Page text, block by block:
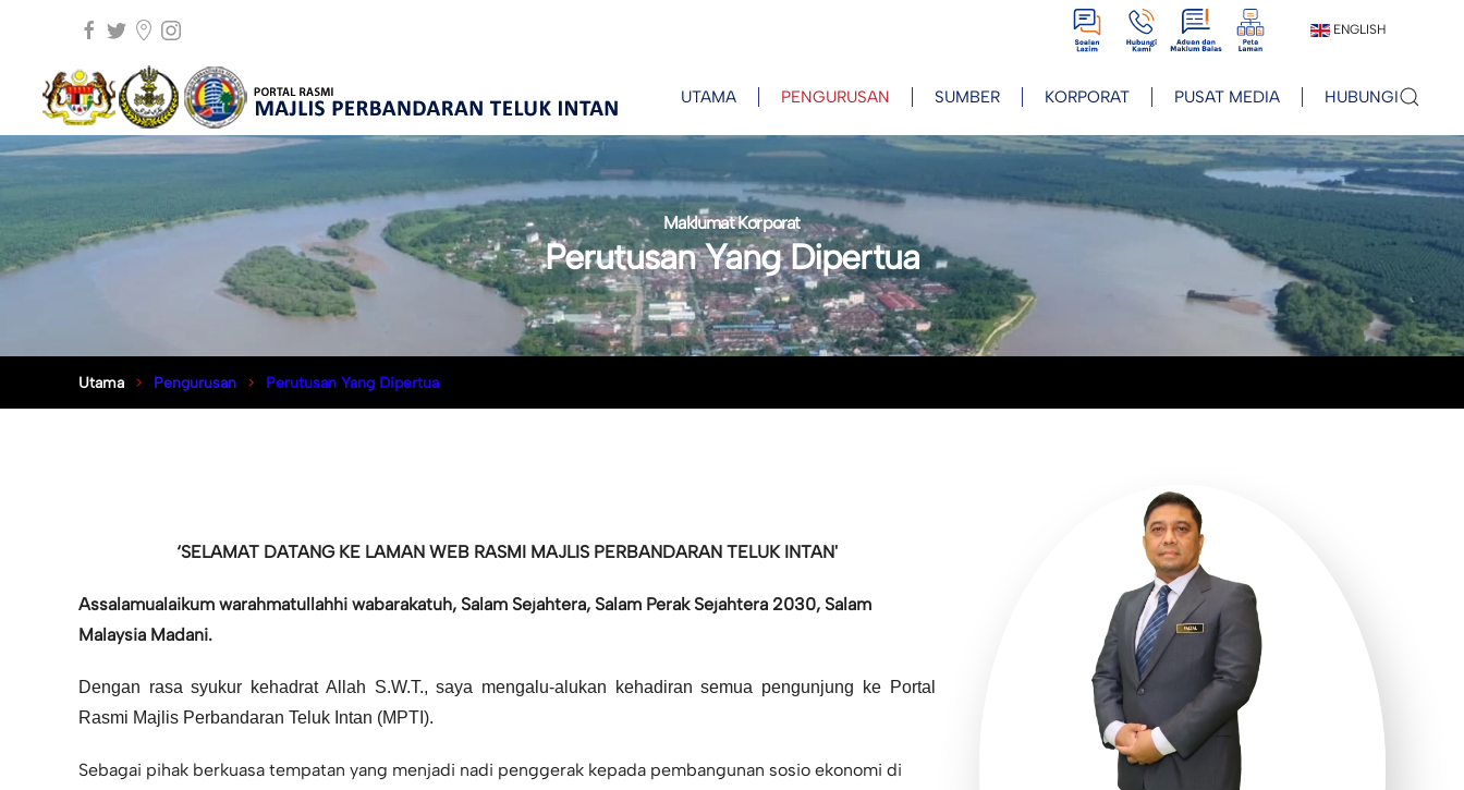
View View View View ENGLISH
UTAMA PENGURUSAN SUMBER KORPORAT PUSAT MEDIA HUBUNGI
Maklumat Korporat
Perutusan Yang Dipertua
Utama Pengurusan Perutusan Yang Dipertua
‘SELAMAT DATANG KE LAMAN WEB RASMI MAJLIS PERBANDARAN TELUK INTAN'
Assalamualaikum warahmatullahhi wabarakatuh, Salam Sejahtera, Salam Perak Sejahtera 2030, Salam
Malaysia Madani.
Dengan rasa syukur kehadrat Allah S.W.T., saya mengalu-alukan kehadiran semua pengunjung ke Portal
Rasmi Majlis Perbandaran Teluk Intan (MPTI).
Sebagai pihak berkuasa tempatan yang menjadi nadi penggerak kepada pembangunan sosio ekonomi di